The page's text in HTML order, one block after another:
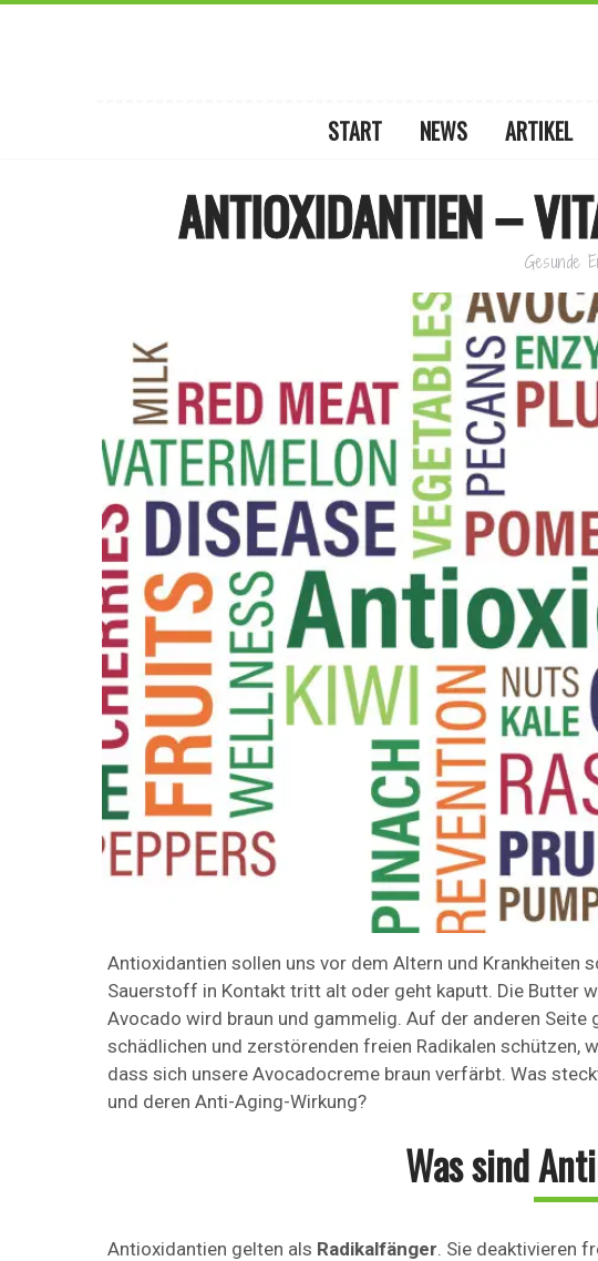
START NEWS ARTIKEL
ANTIOXIDANTIEN –
Gesunde
Antioxidantien sollen uns vor dem Altern und Krankheiten
Sauerstoff in Kontakt tritt alt oder geht kaputt. Die Butter
Avocado wird braun und gammelig. Auf der anderen Seite
schädlichen und zerstörenden freien Radikalen schützen,
dass sich unsere Avocadocreme braun verfärbt. Was
und deren Anti-Aging-Wirkung?
Was sind
Antioxidantien gelten als Radikalfänger. Sie deaktivieren